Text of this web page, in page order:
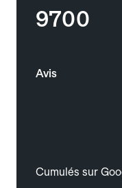
9700
Avis
Cumulés sur